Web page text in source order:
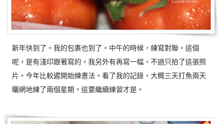
新年快到了。我的包裹也到了。中午的時候，練寫對聯。這個
呢，是有淺印跟著寫的。我另外有再寫一幅，不過只拍了這張照
片。今年比較遲開始練書法。看了我的記錄，大概三天打魚兩天
曬網地練了兩個星期。這要繼續練習才是。